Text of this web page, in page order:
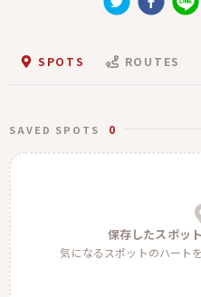
SPOTS ROUTES
SAVED SPOTS 0
保存したスポッ
気になるスポットのハート